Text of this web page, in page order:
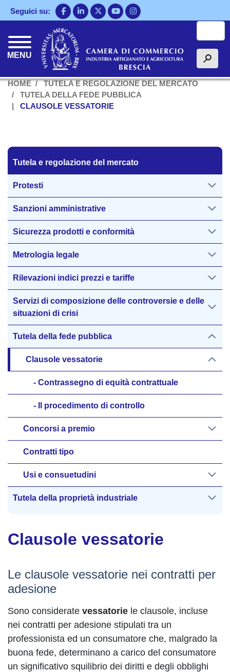
Salta
al
Seguici su:
MENU h
HOME
TUTELA E REGOLAZIONE DEL MERCATO
TUTELA DELLA FEDE PUBBLICA
CLAUSOLE VESSATORIE
Clausole vessatorie
Le clausole vessatorie nei contratti per
adesione
Sono considerate vessatorie le clausole, incluse
nei contratti per adesione stipulati tra un
professionista ed un consumatore che, malgrado la
buona fede, determinano a carico del consumatore
un significativo squilibrio dei diritti e degli obblighi
Tutela regolazione del mercato
Tutela e regolazione del mercato
Protesti
Sanzioni amministrative
Sicurezza prodotti e conformità
Metrologia legale
Rilevazioni indici prezzi e tariffe
Servizi di composizione delle controversie e delle
situazioni di crisi
Tutela della fede pubblica
Clausole vessatorie
Contrassegno di equità contrattuale
Il procedimento di controllo
Concorsi a premio
Contratti tipo
Usi e consuetudini
Tutela della proprietà industriale